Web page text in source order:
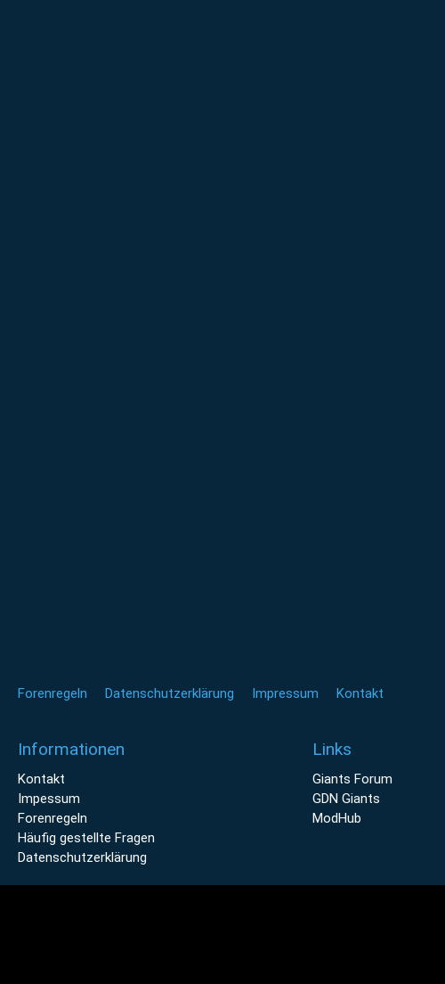
Forenregeln Datenschutzerklärung Impressum Kontakt
Informationen
Kontakt
Impessum
Forenregeln
Häufig gestellte Fragen
Datenschutzerklärung
Links
Giants Forum
GDN Giants
ModHub